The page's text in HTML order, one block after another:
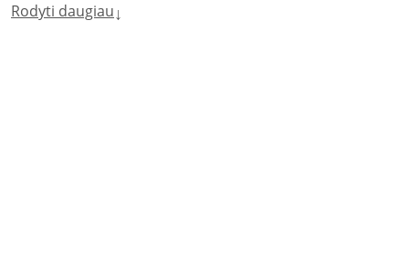
Rodyti daugiau